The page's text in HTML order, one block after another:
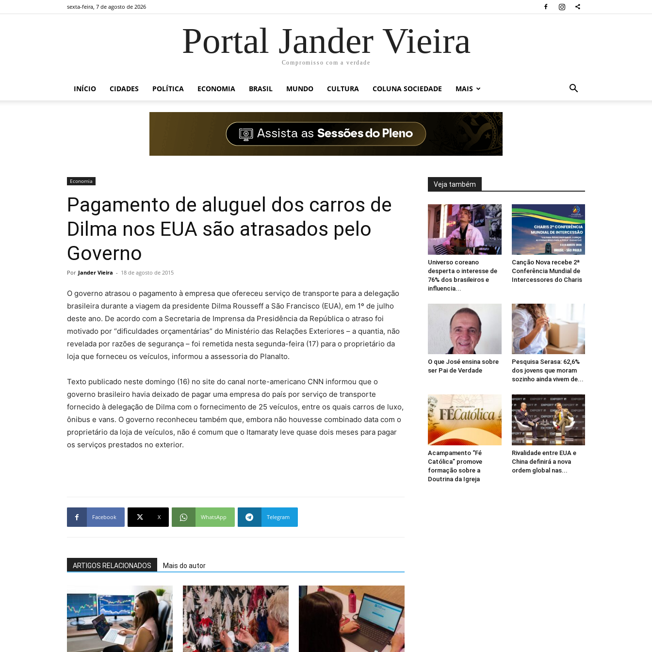
sexta-feira, 7 de agosto de 2026
Portal Jander Vieira
Compromisso com a verdade
INÍCIO CIDADES POLÍTICA ECONOMIA BRASIL MUNDO CULTURA COLUNA SOCIEDADE MAIS
Economia
Pagamento de aluguel dos carros de
Dilma nos EUA são atrasados pelo
Governo
Por Jander Vieira - 18 de agosto de 2015
O governo atrasou o pagamento à empresa que ofereceu serviço de transporte para a delegação
brasileira durante a viagem da presidente Dilma Rousseff a São Francisco (EUA), em 1º de julho
deste ano. De acordo com a Secretaria de Imprensa da Presidência da República o atraso foi
motivado por “dificuldades orçamentárias” do Ministério das Relações Exteriores – a quantia, não
revelada por razões de segurança – foi remetida nesta segunda-feira (17) para o proprietário da
loja que forneceu os veículos, informou a assessoria do Planalto.
Texto publicado neste domingo (16) no site do canal norte-americano CNN informou que o
governo brasileiro havia deixado de pagar uma empresa do país por serviço de transporte
fornecido à delegação de Dilma com o fornecimento de 25 veículos, entre os quais carros de luxo,
ônibus e vans. O governo reconheceu também que, embora não houvesse combinado data com o
proprietário da loja de veículos, não é comum que o Itamaraty leve quase dois meses para pagar
os serviços prestados no exterior.
Facebook X WhatsApp Telegram
ARTIGOS RELACIONADOS Mais do autor
Veja também
Universo coreano
desperta o interesse de
76% dos brasileiros e
influencia...
Canção Nova recebe 2ª
Conferência Mundial de
Intercessores do Charis
O que José ensina sobre
ser Pai de Verdade
Pesquisa Serasa: 62,6%
dos jovens que moram
sozinho ainda vivem de...
Acampamento “Fé
Católica” promove
formação sobre a
Doutrina da Igreja
Rivalidade entre EUA e
China definirá a nova
ordem global nas...